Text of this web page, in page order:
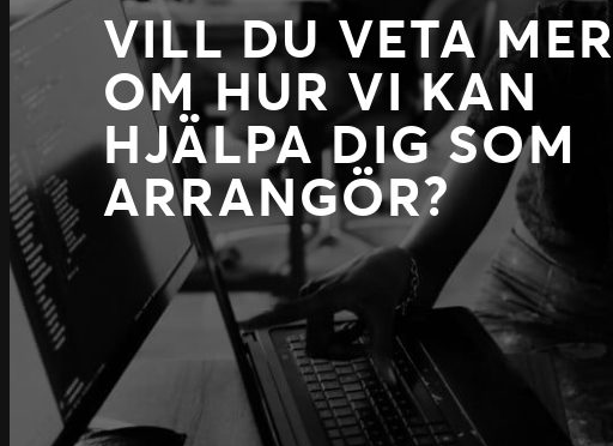
VILL DU VETA MER
OM HUR VI KAN
HJÄLPA DIG SOM
ARRANGÖR?